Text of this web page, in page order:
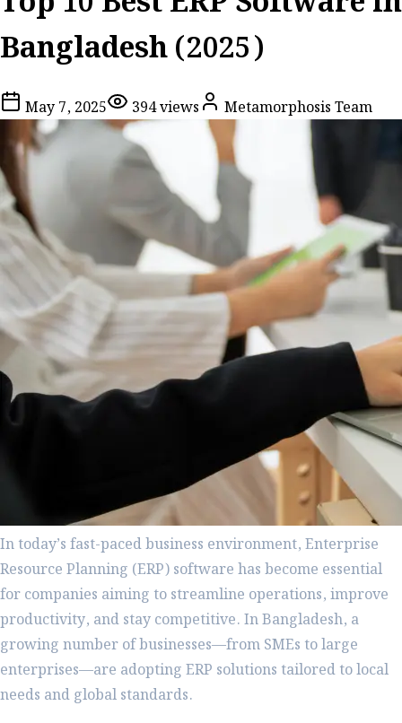
Bangladesh (2025)
May 7, 2025 394views Metamorphosis Team
In today’s fast-paced business environment, Enterprise
Resource Planning (ERP) software has become essential
for companies aiming to streamline operations, improve
productivity, and stay competitive. In Bangladesh, a
growing number of businesses—from SMEs to large
enterprises—are adopting ERP solutions tailored to local
needs and global standards.